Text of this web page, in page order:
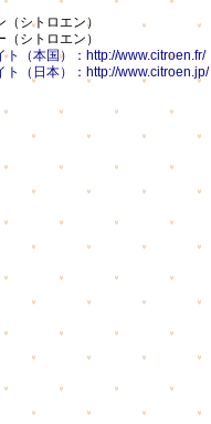
シトロエン）
シトロエン）
ト（本国）：http://www.citroen.fr/
ト（日本）：http://www.citroen.jp/